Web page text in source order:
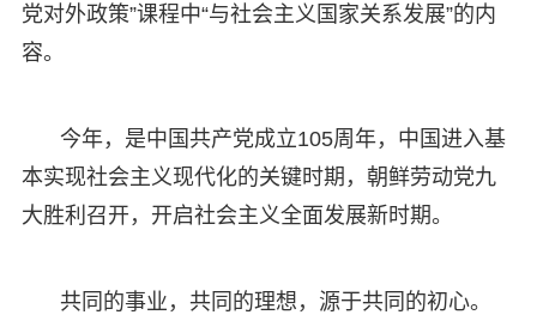
党对外政策”课程中“与社会主义国家关系发展”的内
容。
今年，是中国共产党成立105周年，中国进入基
本实现社会主义现代化的关键时期，朝鲜劳动党九
大胜利召开，开启社会主义全面发展新时期。
共同的事业，共同的理想，源于共同的初心。